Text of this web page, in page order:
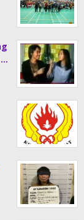
…